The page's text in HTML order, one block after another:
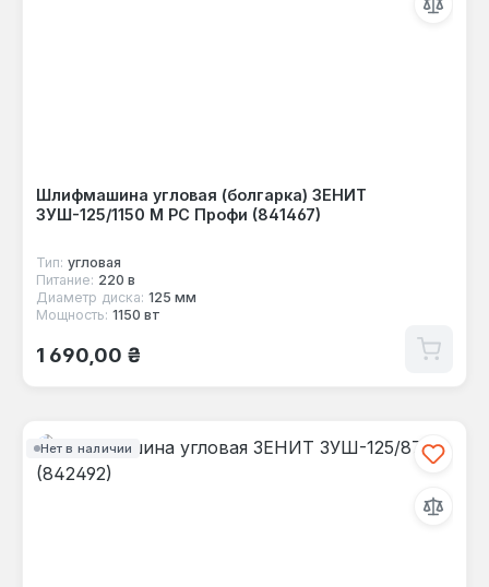
Шлифмашина угловая (болгарка) ЗЕНИТ
ЗУШ-125/1150 М PC Профи (841467)
Тип: угловая
Питание: 220 в
Диаметр диска: 125 мм
Мощность: 1150 вт
Обычная цена:
1 690,00 ₴
Нет в наличии